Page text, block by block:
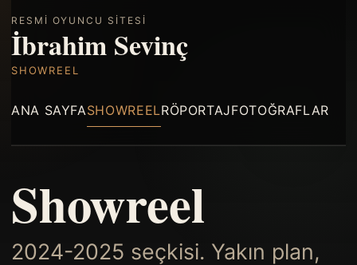
RESMI OYUNCU SITESI
İbrahim Sevinç
SHOWREEL
ANA SAYFASHOWREELRÖPORTAJFOTOĞRAFLAR
Showreel
2024-2025 seçkisi. Yakın plan,